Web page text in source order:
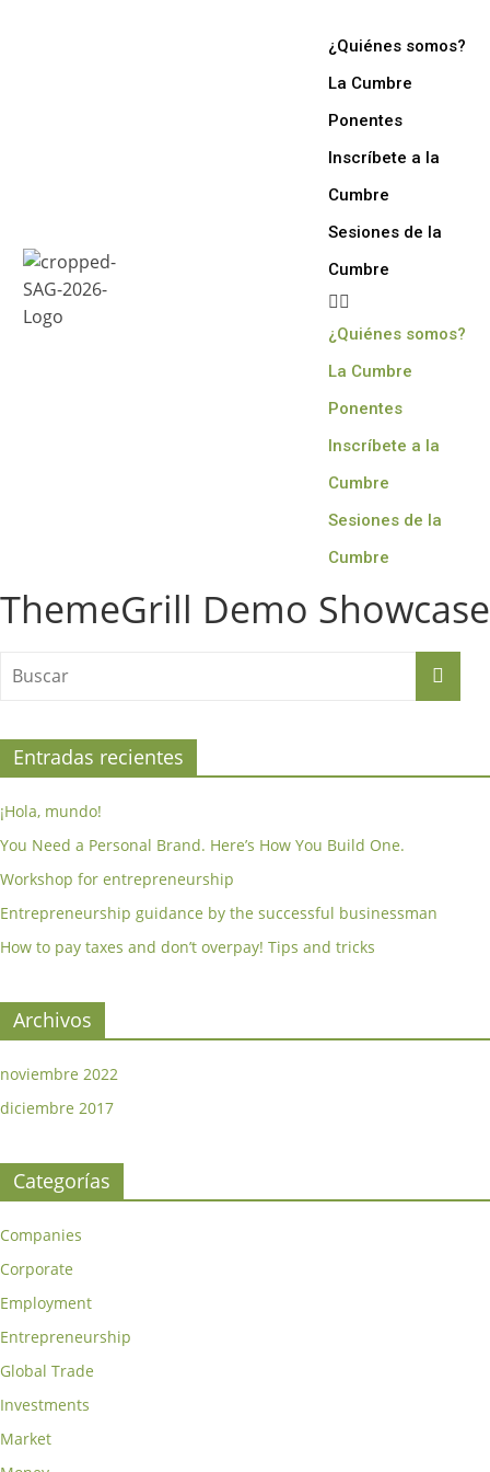
¿Quiénes somos?
La Cumbre
Ponentes
Inscríbete a la
Cumbre
Sesiones de la
Cumbre
¿Quiénes somos?
La Cumbre
Ponentes
Inscríbete a la
Cumbre
Sesiones de la
Cumbre
ThemeGrill Demo Showcase
Entradas recientes
¡Hola, mundo!
You Need a Personal Brand. Here’s How You Build One.
Workshop for entrepreneurship
Entrepreneurship guidance by the successful businessman
How to pay taxes and don’t overpay! Tips and tricks
Archivos
noviembre 2022
diciembre 2017
Categorías
Companies
Corporate
Employment
Entrepreneurship
Global Trade
Investments
Market